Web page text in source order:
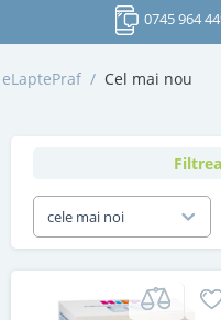
0745 964
eLaptePraf / Cel mai nou
cele mai noi